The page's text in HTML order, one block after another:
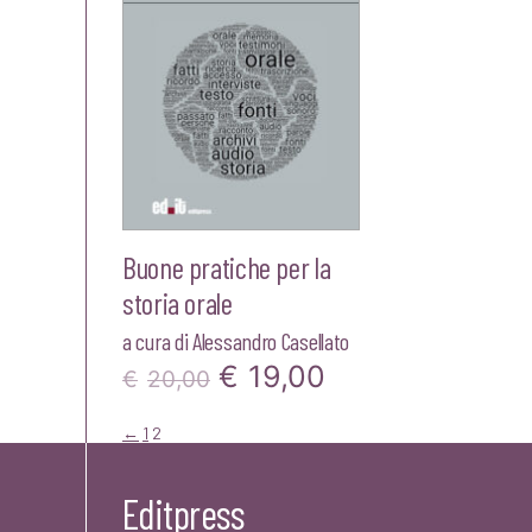
Buone pratiche per la
storia orale
a cura diAlessandro Casellato
€ 20,00 Il
era:
€ 19,00
← 1 2
Editpress